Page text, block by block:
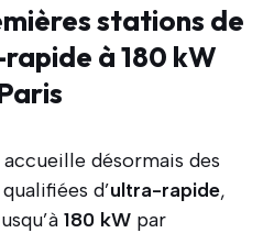
stations de
à 180 kW
accueille désormais des
qualifiées d’ultra-rapide,
180 kW par